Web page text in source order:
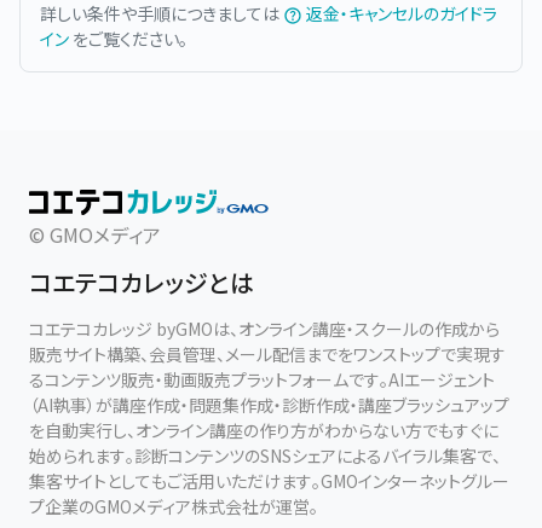
詳しい条件や手順につきましては
返金・キャンセルのガイドラ
イン をご覧ください。
© GMOメディア
コエテコカレッジとは
コエテコカレッジ byGMOは、オンライン講座・スクールの作成から
販売サイト構築、会員管理、メール配信までをワンストップで実現す
るコンテンツ販売・動画販売プラットフォームです。AIエージェント
（AI執事）が講座作成・問題集作成・診断作成・講座ブラッシュアップ
を自動実行し、オンライン講座の作り方がわからない方でもすぐに
始められます。診断コンテンツのSNSシェアによるバイラル集客で、
集客サイトとしてもご活用いただけます。GMOインターネットグルー
プ企業のGMOメディア株式会社が運営。